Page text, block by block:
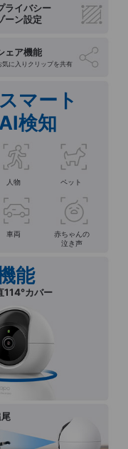
ライバシー
ーン設定
ェア機能
気に入りクリップを共有
スマート
AI検知
人物 ペット
車両
赤ちゃんの
泣き声
能
114°カバー